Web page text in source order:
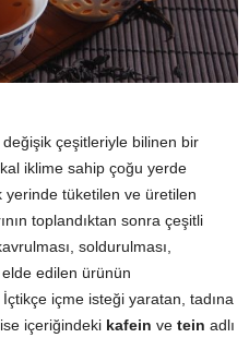
çeşitleriyle bilinen bir
iklime sahip çoğu yerde
yerinde tüketilen ve üretilen
toplandıktan sonra çeşitli
soldurulması,
elde edilen ürünün
içme isteği yaratan, tadına
içeriğindeki kafein ve tein adlı